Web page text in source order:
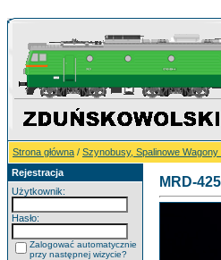
Strona główna / Szynobusy, Spalinowe
Rejestracja
Użytkownik:
Hasło:
Zalogować automatycznie
przy następnej wizycie?
MRD-